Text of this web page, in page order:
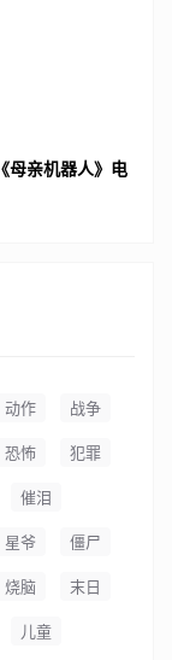
《母亲机器人》电
动作 战争
恐怖 犯罪
催泪
星爷 僵尸
烧脑 末日
儿童